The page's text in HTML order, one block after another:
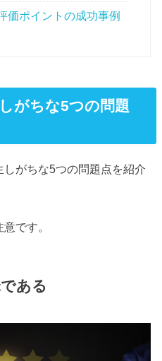
価ポイントの成功事例
がちな5つの問題
がちな5つの問題点を紹介
です。
ある